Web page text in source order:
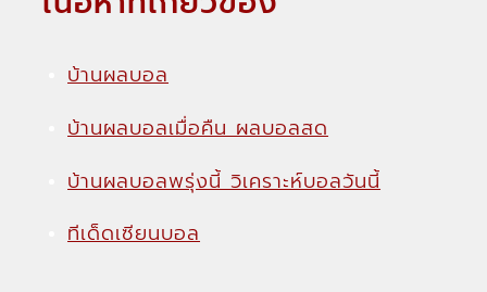
บ้านผลบอล
บ้านผลบอลเมื่อคืน ผลบอลสด
บ้านผลบอลพรุ่งนี้ วิเคราะห์บอลวันนี้
ทีเด็ดเซียนบอล